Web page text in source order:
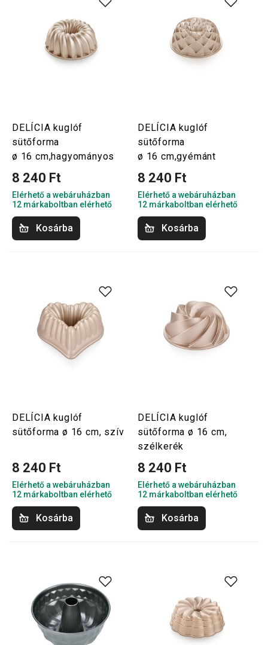
DELÍCIA kuglóf
sütőforma
ø 16 cm,hagyományos
8 240 Ft
Elérhető a webáruházban
12 márkaboltban elérhető
Kosárba
DELÍCIA kuglóf
sütőforma
ø 16 cm,gyémánt
8 240 Ft
Elérhető a webáruházban
12 márkaboltban elérhető
Kosárba
DELÍCIA kuglóf
sütőforma ø 16 cm, szív
8 240 Ft
Elérhető a webáruházban
12 márkaboltban elérhető
Kosárba
DELÍCIA kuglóf
sütőforma ø 16 cm,
szélkerék
8 240 Ft
Elérhető a webáruházban
12 márkaboltban elérhető
Kosárba